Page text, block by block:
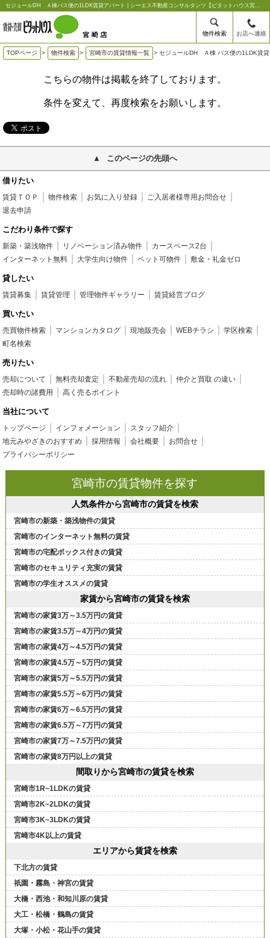
セジュールDH Ａ棟バス便の1LDK賃貸アパート | シーエス不動産コンサルタンツ【ピタットハウス宮崎店】
物件検索 お店へ連絡
TOPページ > 物件検索 > 宮崎市の賃貸情報一覧 > セジュールDH Ａ棟 バス便の1LDK賃
こちらの物件は掲載を終了しております。
条件を変えて、再度検索をお願いします。
このページの先頭へ
借りたい
賃貸ＴＯＰ 物件検索 お気に入り登録
ご入居者様専用お問合せ
退去申請
こだわり条件で探す
新築・築浅物件 リノベーション済み物件
カースペース2台
インターネット無料
大学生向け物件 ペット可物件 敷金・礼金ゼロ
貸したい
賃貸募集 賃貸管理 管理物件ギャラリー 賃貸経営ブログ
買いたい
売買物件検索 マンションカタログ 現地販売会 WEBチラシ
学区検索
町名検索
売りたい
売却について 無料売却査定 不動産売却の流れ
仲介と買取 の違い
売却時の諸費用
高く売るポイント
当社について
トップページ インフォメーション
スタッフ紹介
地元みやざきのおすすめ
採用情報 会社概要
お問合せ
プライバシーポリシー
宮崎市の賃貸物件を探す
人気条件から宮崎市の賃貸を検索
宮崎市の新築・築浅物件の賃貸
宮崎市のインターネット無料の賃貸
宮崎市の宅配ボックス付きの賃貸
宮崎市のセキュリティ充実の賃貸
宮崎市の学生オススメの賃貸
家賃から宮崎市の賃貸を検索
宮崎市の家賃3万～3.5万円の賃貸
宮崎市の家賃3.5万～4万円の賃貸
宮崎市の家賃4万～4.5万円の賃貸
宮崎市の家賃4.5万～5万円の賃貸
宮崎市の家賃5万～5.5万円の賃貸
宮崎市の家賃5.5万～6万円の賃貸
宮崎市の家賃6万～6.5万円の賃貸
宮崎市の家賃6.5万～7万円の賃貸
宮崎市の家賃7万～7.5万円の賃貸
宮崎市の家賃8万円以上の賃貸
間取りから宮崎市の賃貸を検索
宮崎市1R~1LDKの賃貸
宮崎市2K~2LDKの賃貸
宮崎市3K~3LDKの賃貸
宮崎市4K以上の賃貸
エリアから賃貸を検索
下北方の賃貸
祇園・霧島・神宮の賃貸
大橋・西池・和知川原の賃貸
大工・松橋・鶴島の賃貸
大塚・小松・花山手の賃貸